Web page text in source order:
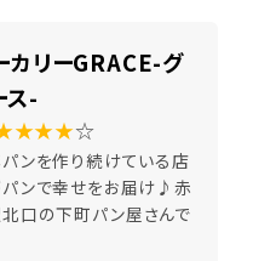
カリーGRACE-グ
ス-
☆
ンを作り続けている店
ンで幸せをお届け♪赤
口の下町パン屋さんで